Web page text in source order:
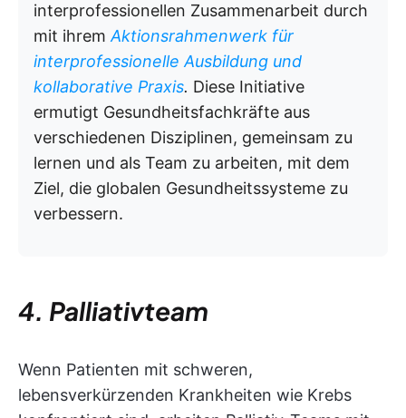
interprofessionellen Zusammenarbeit durch
mit ihrem Aktionsrahmenwerk für
interprofessionelle Ausbildung und
kollaborative Praxis. Diese Initiative
ermutigt Gesundheitsfachkräfte aus
verschiedenen Disziplinen, gemeinsam zu
lernen und als Team zu arbeiten, mit dem
Ziel, die globalen Gesundheitssysteme zu
verbessern.
4. Palliativteam
Wenn Patienten mit schweren,
lebensverkürzenden Krankheiten wie Krebs